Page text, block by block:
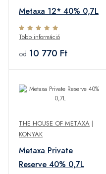
Metaxa 12* 40% 0,7L
Több információ
od 10 770 Ft
THE HOUSE OF METAXA |
KONYAK
Metaxa Private
Reserve 40% 0,7L